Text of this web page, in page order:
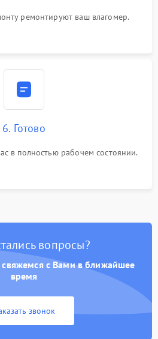
ремонтируют ваш влагомер.
6. Готово
в полностью рабочем состоянии.
вопросы?
свяжемся с Вами в ближайшее
время
звонок